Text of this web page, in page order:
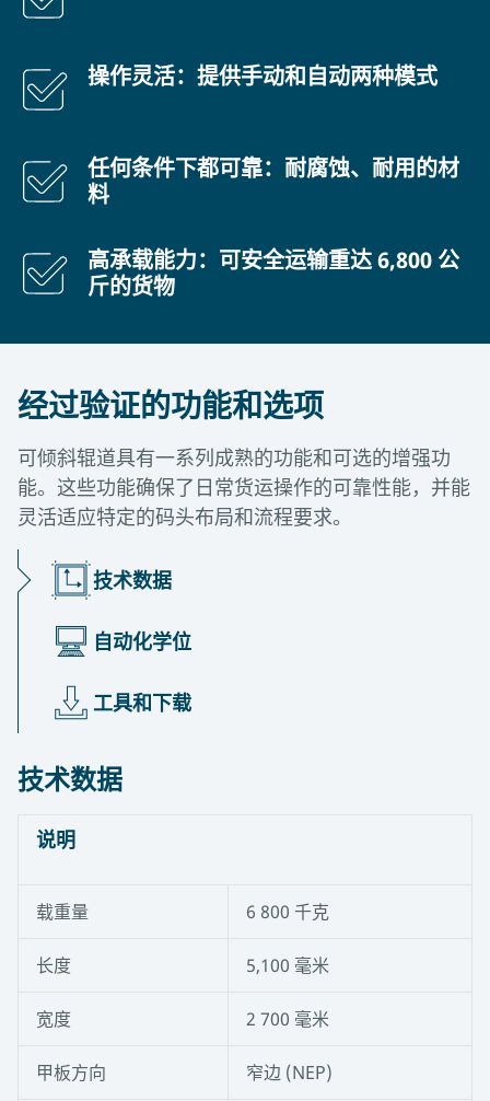
操作灵活：提供手动和自动两种模式
任何条件下都可靠：耐腐蚀、耐用的材
料
高承载能力：可安全运输重达 6,800 公
斤的货物
经过验证的功能和选项
可倾斜辊道具有一系列成熟的功能和可选的增强功
能。这些功能确保了日常货运操作的可靠性能，并能
灵活适应特定的码头布局和流程要求。
技术数据
自动化学位
工具和下载
技术数据
说明
载重量 6 800 千克
长度 5,100 毫米
宽度 2 700 毫米
甲板方向 窄边 (NEP)